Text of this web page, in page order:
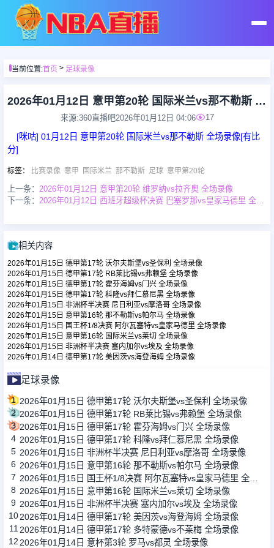
首页
足球直播
篮球直播
足球录像
篮球录像
篮球集锦
足球新闻
篮球新闻
当前位置:首页> 足球录像
2026年01月12日 意甲第20轮 国际米兰vs那不勒斯 全场录像
来源:360直播吧2026年01月12日 04:06 17
[咪咕] 01月12日 意甲第20轮 国际米兰vs那不勒斯 全场录像[有比
分]
标签： 比赛录像 意甲 国际米兰 那不勒斯 足球 意甲第20轮
上一条： 2026年01月12日 意甲第20轮 维罗纳vs拉齐奥 全场录像
下一条：
2026年01月12日 西班牙超级杯决赛 巴塞罗那vs皇家马德里 全场录像
相关内容
2026年01月15日 德甲第17轮 沃尔夫斯堡vs圣保利 全场录像
2026年01月15日 德甲第17轮 RB莱比锡vs弗赖堡 全场录像
2026年01月15日 德甲第17轮 霍芬海姆vs门兴 全场录像
2026年01月15日 德甲第17轮 科隆vs拜仁慕尼黑 全场录像
2026年01月15日 非洲杯半决赛 尼日利亚vs摩洛哥 全场录像
2026年01月15日 意甲第16轮 那不勒斯vs帕尔马 全场录像
2026年01月15日 国王杯1/8决赛 阿尔瓦塞特vs皇家马德里 全场录像
2026年01月15日 意甲第16轮 国际米兰vs莱切 全场录像
2026年01月15日 非洲杯半决赛 塞内加尔vs埃及 全场录像
2026年01月14日 德甲第17轮 美因茨vs海登海姆 全场录像
足球录像
1 2026年01月15日 德甲第17轮 沃尔夫斯堡vs圣保利 全场录像
2 2026年01月15日 德甲第17轮 RB莱比锡vs弗赖堡 全场录像
3 2026年01月15日 德甲第17轮 霍芬海姆vs门兴 全场录像
4 2026年01月15日 德甲第17轮 科隆vs拜仁慕尼黑 全场录像
5 2026年01月15日 非洲杯半决赛 尼日利亚vs摩洛哥 全场录像
6 2026年01月15日 意甲第16轮 那不勒斯vs帕尔马 全场录像
7
8 2026年01月15日 意甲第16轮 国际米兰vs莱切 全场录像
9 2026年01月15日 非洲杯半决赛 塞内加尔vs埃及 全场录像
102026年01月14日 德甲第17轮 美因茨vs海登海姆 全场录像
11 2026年01月14日 德甲第17轮 多特蒙德vs不莱梅 全场录像
12 2026年01月14日 意杯第3轮 罗马vs都灵 全场录像